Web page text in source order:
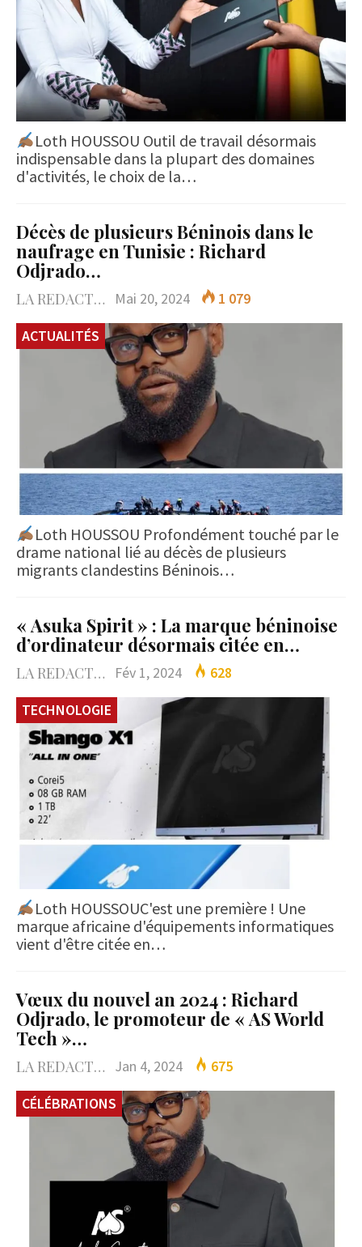
Loth HOUSSOU Outil de travail désormais
indispensable dans la plupart des domaines
d'activités, le choix de la…
Décès de plusieurs Béninois dans le
naufrage en Tunisie : Richard
Odjrado…
LA REDACTION Mai 20, 2024
1 079
ACTUALITÉS
Loth HOUSSOU Profondément touché par le
drame national lié au décès de plusieurs
migrants clandestins Béninois…
« Asuka Spirit » : La marque béninoise
d’ordinateur désormais citée en…
LA REDACTION Fév 1, 2024
628
TECHNOLOGIE
Loth HOUSSOUC'est une première ! Une
marque africaine d'équipements informatiques
vient d'être citée en…
Vœux du nouvel an 2024 : Richard
Odjrado, le promoteur de « AS World
Tech »…
LA REDACTION Jan 4, 2024
675
CÉLÉBRATIONS